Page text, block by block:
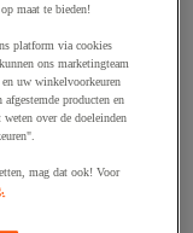
maat te bieden!
platform via cookies
ons marketingteam
en uw winkelvoorkeuren
producten en
weten over de doeleinden
mag dat ook! Voor